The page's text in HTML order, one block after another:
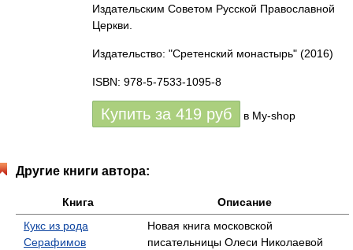
Издательским Советом Русской Православной
Церкви.
Издательство: "Сретенский монастырь" (2016)
ISBN: 978-5-7533-1095-8
Купить за 419 руб в My-shop
Другие книги автора:
Книга
Описание
Кукс из рода
Серафимов
Новая книга московской
писательницы Олеси Николаевой